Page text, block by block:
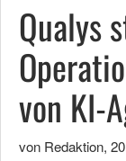
Qualys
von KI-
von Redaktion,